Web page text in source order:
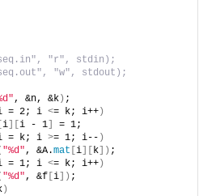
"r", stdin);
"w", stdout);
, &n, &k) ;
= 2; i <= k; i++)
[i][i - 1]
= 1;
= k; i >= 1; i-- )
"%d" , &A.mat [i][ k]) ;
= 1; i <= k; i++)
"%d" , &f [i]) ;
)